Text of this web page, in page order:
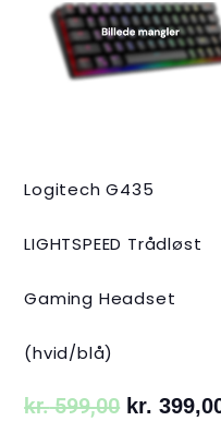
Logitech G435
LIGHTSPEED Trådløst
Gaming Headset
(hvid/blå)
kr.599,00
var:
kr.
kr.